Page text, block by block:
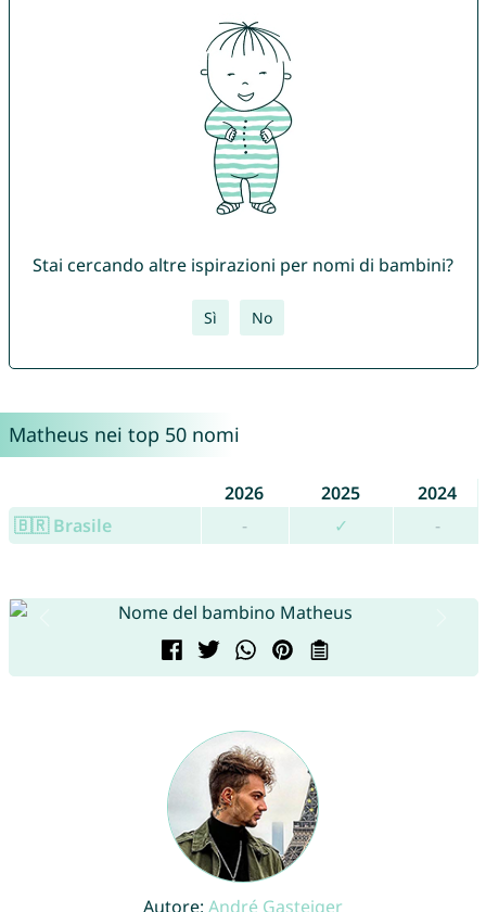
Stai cercando altre ispirazioni per nomi di bambini?
Sì No
Matheus nei top 50 nomi
2026 2025
2024
🇧🇷 Brasile
- ✓ -
Autore: André Gasteiger